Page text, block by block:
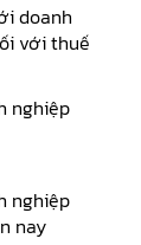
doanh
với thuế
nghiệp
nghiệp
nay